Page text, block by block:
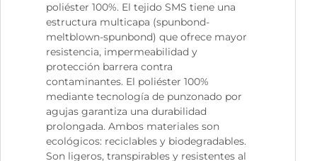
poliéster 100%. El tejido SMS tiene una
estructura multicapa (spunbond-
meltblown-spunbond) que ofrece mayor
resistencia, impermeabilidad y
protección barrera contra
contaminantes. El poliéster 100%
mediante tecnología de punzonado por
agujas garantiza una durabilidad
prolongada. Ambos materiales son
ecológicos: reciclables y biodegradables.
Son ligeros, transpirables y resistentes al